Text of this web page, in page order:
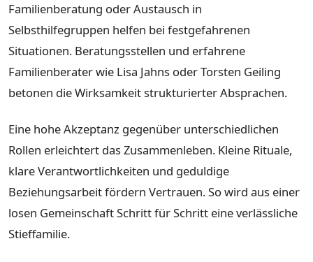
Familienberatung oder Austausch in
Selbsthilfegruppen helfen bei festgefahrenen
Situationen. Beratungsstellen und erfahrene
Familienberater wie Lisa Jahns oder Torsten Geiling
betonen die Wirksamkeit strukturierter Absprachen.
Eine hohe Akzeptanz gegenüber unterschiedlichen
Rollen erleichtert das Zusammenleben. Kleine Rituale,
klare Verantwortlichkeiten und geduldige
Beziehungsarbeit fördern Vertrauen. So wird aus einer
losen Gemeinschaft Schritt für Schritt eine verlässliche
Stieffamilie.